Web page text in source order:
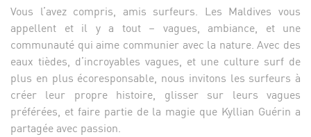
Vous l’avez compris, amis surfeurs. Les Maldives vous
appellent et il y a tout – vagues, ambiance, et une
communauté qui aime communier avec la nature. Avec des
eaux tièdes, d’incroyables vagues, et une culture surf de
plus en plus écoresponsable, nous invitons les surfeurs à
créer leur propre histoire, glisser sur leurs vagues
préférées, et faire partie de la magie que Kyllian Guérin a
partagée avec passion.